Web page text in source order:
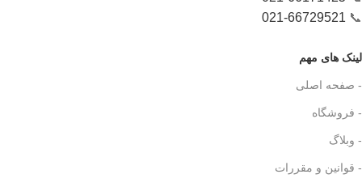
📞
021-66729521
لینک های مهم
- صفحه اصلی
- فروشگاه
- وبلاگ
- قوانین و مقررات